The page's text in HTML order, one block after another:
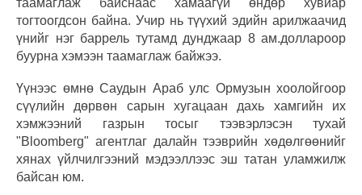
тогтоогдсон байна. Учир нь түүхий эдийн арилжаачид
үнийг нэг баррель тутамд дунджаар 8 ам.доллароор
буурна хэмээн таамаглаж байжээ.
Үүнээс өмнө Саудын Араб улс Ормузын хоолойгоор
сүүлийн дөрвөн сарын хугацаан дахь хамгийн их
хэмжээний газрын тосыг тээвэрлэсэн тухай
"Bloomberg" агентлаг далайн тээврийн хөдөлгөөнийг
хянах үйлчилгээний мэдээллээс эш татан уламжилж
байсан юм.